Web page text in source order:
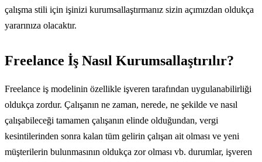
çalışma stili için işinizi kurumsallaştırmanız sizin açımızdan oldukça
yararınıza olacaktır.
Freelance İş Nasıl Kurumsallaştırılır?
Freelance iş modelinin özellikle işveren tarafından uygulanabilirliği
oldukça zordur. Çalışanın ne zaman, nerede, ne şekilde ve nasıl
çalışabileceği tamamen çalışanın elinde olduğundan, vergi
kesintilerinden sonra kalan tüm gelirin çalışan ait olması ve yeni
müşterilerin bulunmasının oldukça zor olması vb. durumlar, işveren